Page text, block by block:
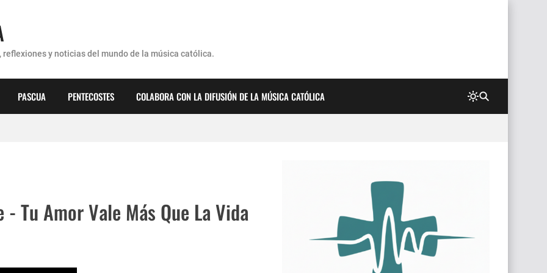
y noticias del mundo de la música católica.
PASCUA PENTECOSTES COLABORA CON LA DIFUSIÓN DE LA MÚSICA CATÓLICA
Tu Amor Vale Más Que La Vida